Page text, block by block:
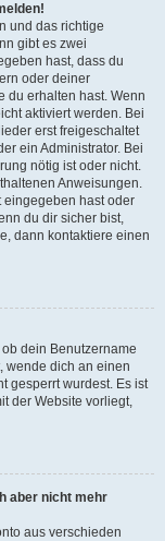
und das richtige
gibt es zwei
hast, dass du
oder deiner
du erhalten hast. Wenn
aktiviert werden. Bei
erst freigeschaltet
ein Administrator. Bei
nötig ist oder nicht.
Anweisungen.
eingegeben hast oder
du dir sicher bist,
dann kontaktiere einen
dein Benutzername
wende dich an einen
gesperrt wurdest. Es ist
der Website vorliegt,
aber nicht mehr
aus verschieden